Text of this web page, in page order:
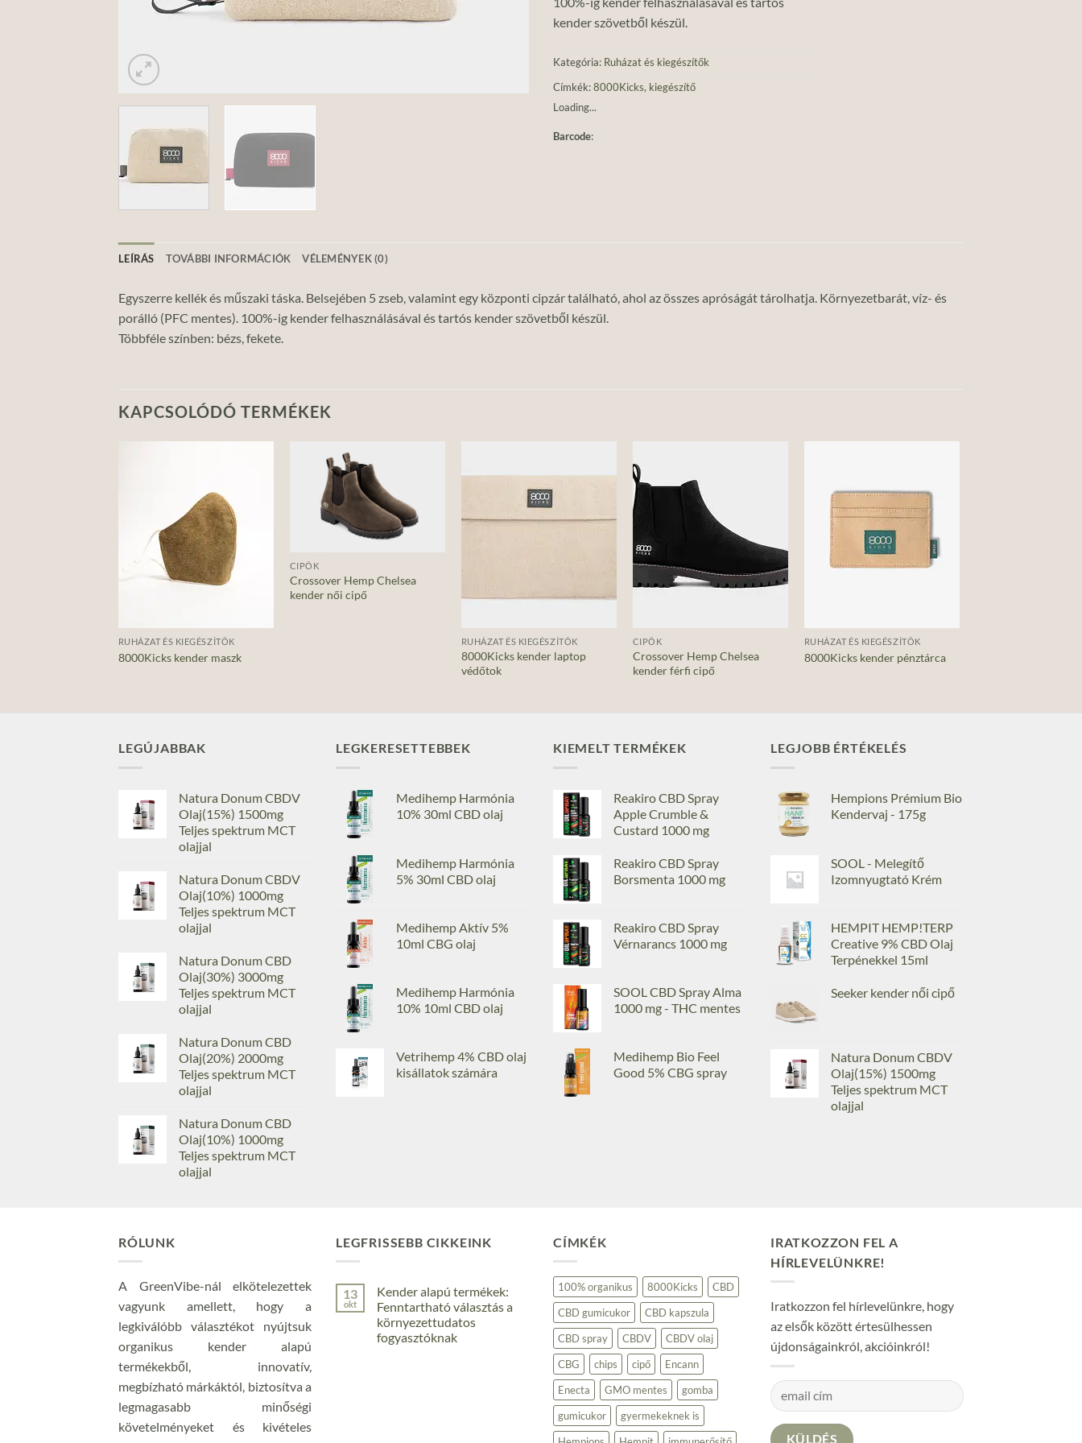
kender szövetből készül.
Kategória: Ruházat és kiegészítők
Címkék:8000Kicks, kiegészítő
Loading...
Barcode:
LEÍRÁS TOVÁBBI INFORMÁCIÓK VÉLEMÉNYEK (0)
Egyszerre kellék és műszaki táska. Belsejében 5 zseb, valamint egy központi cipzár található, ahol az összes apróságát tárolhatja. Környezetbarát, víz- és
porálló (PFC mentes). 100%-ig kender felhasználásával és tartós kender szövetből készül.
Többféle színben: bézs, fekete.
KAPCSOLÓDÓ TERMÉKEK
RUHÁZAT ÉS KIEGÉSZÍTŐK
8000Kicks kender maszk
CIPŐK
Crossover Hemp Chelsea
kender női cipő
RUHÁZAT ÉS KIEGÉSZÍTŐK
8000Kicks kender laptop
védőtok
CIPŐK
Crossover Hemp Chelsea
kender férfi cipő
wishlist
RUHÁZAT ÉS KIEGÉSZÍTŐK
8000Kicks kender pénztárca
LEGÚJABBAK
Natura Donum CBDV
Olaj(15%) 1500mg
Teljes spektrum MCT
olajjal
Natura Donum CBDV
Olaj(10%) 1000mg
Teljes spektrum MCT
olajjal
Natura Donum CBD
Olaj(30%) 3000mg
Teljes spektrum MCT
olajjal
Natura Donum CBD
Olaj(20%) 2000mg
Teljes spektrum MCT
olajjal
Natura Donum CBD
Olaj(10%) 1000mg
Teljes spektrum MCT
olajjal
LEGKERESETTEBBEK
Medihemp Harmónia
10% 30ml CBD olaj
Medihemp Harmónia
5% 30ml CBD olaj
Medihemp Aktív 5%
10ml CBG olaj
Medihemp Harmónia
10% 10ml CBD olaj
Vetrihemp 4% CBD olaj
kisállatok számára
KIEMELT TERMÉKEK
Reakiro CBD Spray
Apple Crumble &
Custard 1000 mg
Reakiro CBD Spray
Borsmenta 1000 mg
Reakiro CBD Spray
Vérnarancs 1000 mg
SOOL CBD Spray Alma
1000 mg - THC mentes
Medihemp Bio Feel
Good 5% CBG spray
LEGJOBB ÉRTÉKELÉS
Hempions Prémium Bio
Kendervaj - 175g
SOOL - Melegítő
Izomnyugtató Krém
HEMPIT HEMP!TERP
Creative 9% CBD Olaj
Terpénekkel 15ml
Seeker kender női cipő
Natura Donum CBDV
Olaj(15%) 1500mg
Teljes spektrum MCT
olajjal
RÓLUNK
A GreenVibe-nál elkötelezettek
vagyunk amellett, hogy a
legkiválóbb választékot nyújtsuk
organikus kender alapú
termékekből, innovatív,
megbízható márkáktól, biztosítva a
legmagasabb minőségi
követelményeket és kivételes
LEGFRISSEBB CIKKEINK
13
okt
Kender alapú termékek:
Fenntartható választás a
környezettudatos
fogyasztóknak
CÍMKÉK
100% organikus 8000Kicks
CBD
CBD gumicukor
CBD kapszula
CBD spray
CBDV
CBDV olaj
CBG
chips cipő
Encann
Enecta
GMO mentes
gomba
gumicukor
gyermekeknek is
IRATKOZZON FEL A
HÍRLEVELÜNKRE!
Iratkozzon fel hírlevelünkre, hogy
az elsők között értesülhessen
újdonságainkról, akcióinkról!